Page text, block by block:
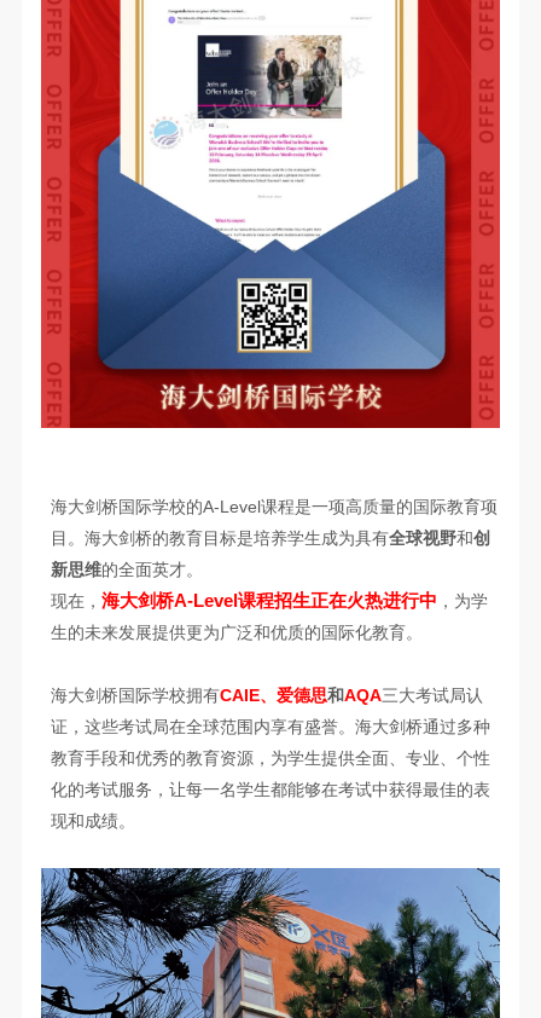
海大剑桥国际学校的A-Level课程是一项高质量的国际教育项
目。海大剑桥的教育目标是培养学生成为具有全球视野和创
新思维的全面英才。
现在，海大剑桥A-Level课程招生正在火热进行中 ，为学
生的未来发展提供更为广泛和优质的国际化教育。
海大剑桥国际学校拥有CAIE、爱德思和AQA三大考试局认
证，这些考试局在全球范围内享有盛誉。海大剑桥通过多种
教育手段和优秀的教育资源，为学生提供全面、专业、个性
化的考试服务，让每一名学生都能够在考试中获得最佳的表
现和成绩。